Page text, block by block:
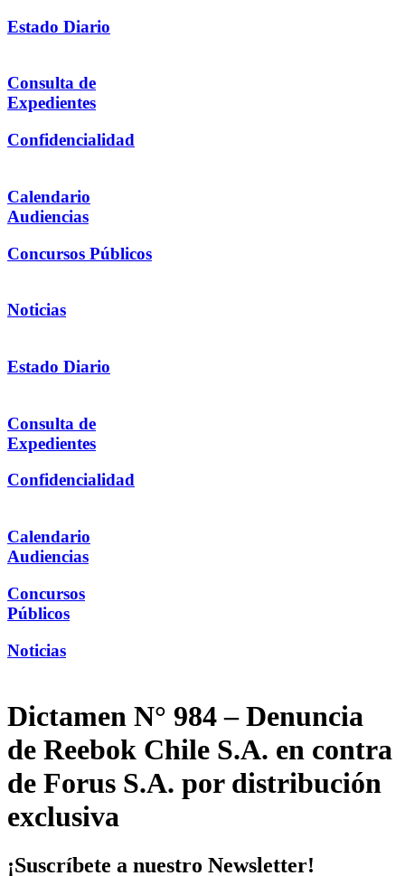
Estado Diario
Consulta de
Expedientes
Confidencialidad
Calendario
Audiencias
Concursos Públicos
Noticias
Estado Diario
Consulta de
Expedientes
Confidencialidad
Calendario
Audiencias
Concursos
Públicos
Noticias
Dictamen N° 984 – Denuncia
de Reebok Chile S.A. en contra
de Forus S.A. por distribución
exclusiva
¡Suscríbete a nuestro Newsletter!